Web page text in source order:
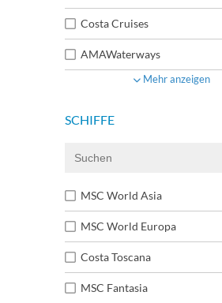
Costa Cruises
AMAWaterways
Mehr anzeigen
SCHIFFE
MSC World Asia
MSC World Europa
Costa Toscana
MSC Fantasia